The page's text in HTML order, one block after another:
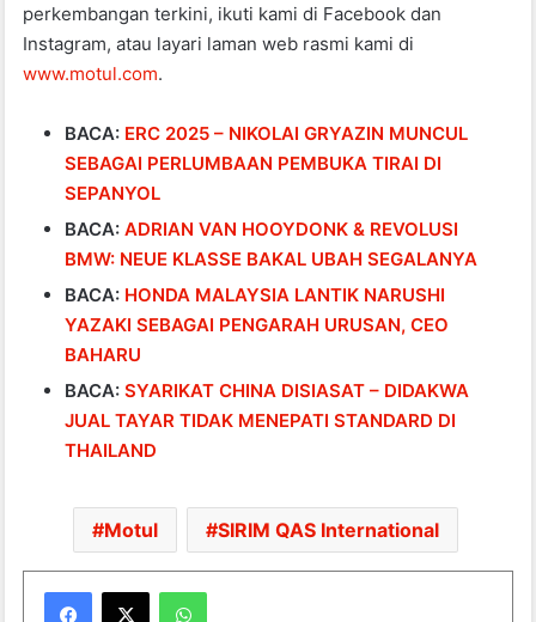
perkembangan terkini, ikuti kami di Facebook dan
Instagram, atau layari laman web rasmi kami di
www.motul.com.
BACA: ERC 2025 – NIKOLAI GRYAZIN MUNCUL
SEBAGAI PERLUMBAAN PEMBUKA TIRAI DI
SEPANYOL
BACA:ADRIAN VAN HOOYDONK & REVOLUSI
BMW: NEUE KLASSE BAKAL UBAH SEGALANYA
BACA: HONDA MALAYSIA LANTIK NARUSHI
YAZAKI SEBAGAI PENGARAH URUSAN, CEO
BAHARU
BACA:SYARIKAT CHINA DISIASAT – DIDAKWA
JUAL TAYAR TIDAK MENEPATI STANDARD DI
THAILAND
Motul SIRIM QAS International
WhatsApp